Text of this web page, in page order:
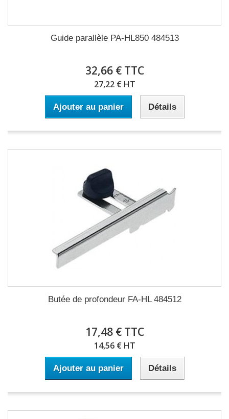
Guide parallèle PA-HL850 484513
32,66 € TTC
27,22 € HT
Ajouter au panier Détails
Butée de profondeur FA-HL 484512
17,48 € TTC
14,56 € HT
Ajouter au panier Détails